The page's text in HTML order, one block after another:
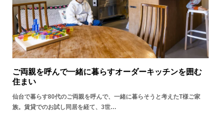
ご両親を呼んで一緒に暮らすオーダーキッチンを囲む
住まい
仙台で暮らす80代のご両親を呼んで、一緒に暮らそうと考えたT様ご家
族。賃貸でのお試し同居を経て、3世…